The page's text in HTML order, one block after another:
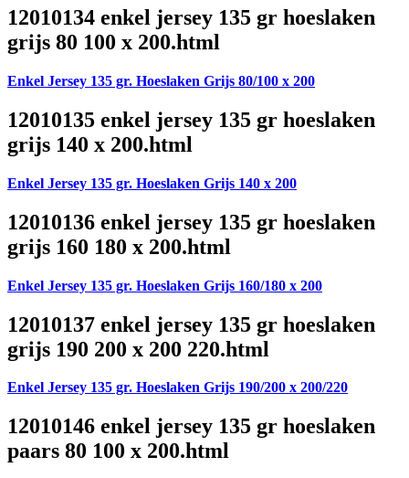
12010134 enkel jersey 135 gr hoeslaken
grijs 80 100 x 200.html
Enkel Jersey 135 gr. Hoeslaken Grijs 80/100 x 200
12010135 enkel jersey 135 gr hoeslaken
grijs 140 x 200.html
Enkel Jersey 135 gr. Hoeslaken Grijs 140 x 200
12010136 enkel jersey 135 gr hoeslaken
grijs 160 180 x 200.html
Enkel Jersey 135 gr. Hoeslaken Grijs 160/180 x 200
12010137 enkel jersey 135 gr hoeslaken
grijs 190 200 x 200 220.html
Enkel Jersey 135 gr. Hoeslaken Grijs 190/200 x 200/220
12010146 enkel jersey 135 gr hoeslaken
paars 80 100 x 200.html